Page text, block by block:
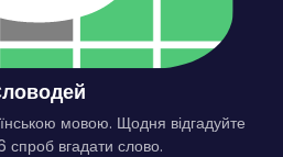
мовою. Щодня відгадуйте
спроб вгадати слово.